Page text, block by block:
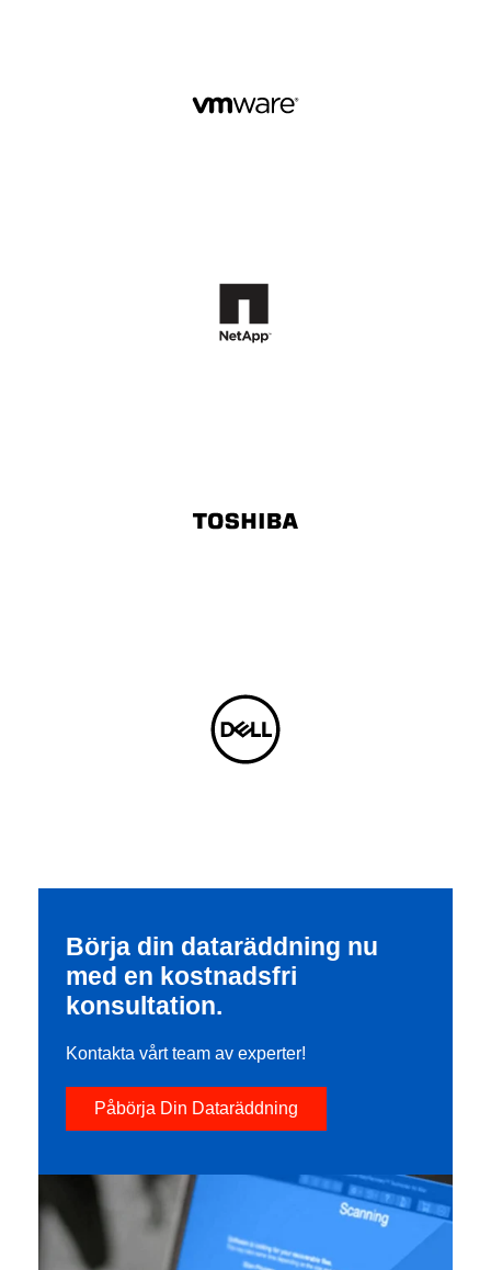
Börja din dataräddning nu
med en kostnadsfri
konsultation.
Kontakta vårt team av experter!
Påbörja Din Dataräddning